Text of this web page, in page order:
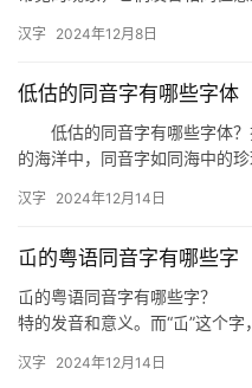
汉字 2024年12月8日
低估的同音字有哪些字体
低估的同音字有哪些字体
的海洋中，同音字如同海中的
一…
汉字 2024年12月14日
屲的粤语同音字有哪些字
屲的粤语同音字有哪些字？
特的发音和意义。而“屲”这个
汉字 2024年12月14日